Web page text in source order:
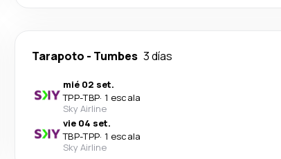
Tarapoto - Tumbes 3 días
mié 02 set.
TPP-TBP· 1 escala
Sky Airline
vie 04 set.
TBP-TPP· 1 escala
Sky Airline